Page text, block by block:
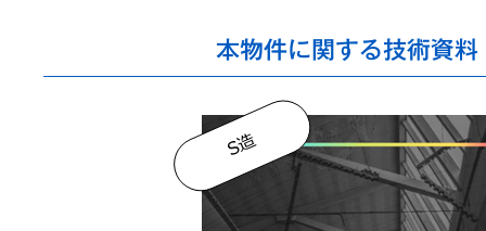
本物件に関する技術資料